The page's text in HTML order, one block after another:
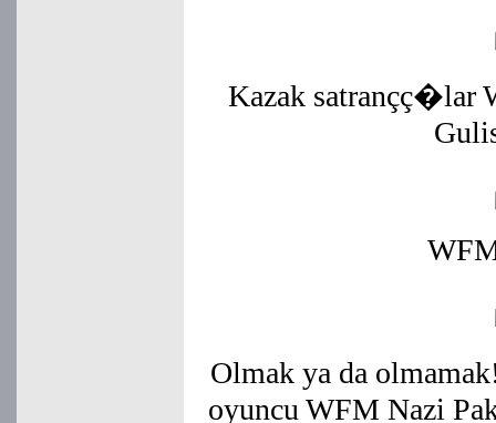
Kazak satrançç�lar
Olmak ya da
oyuncu WFM Nazi